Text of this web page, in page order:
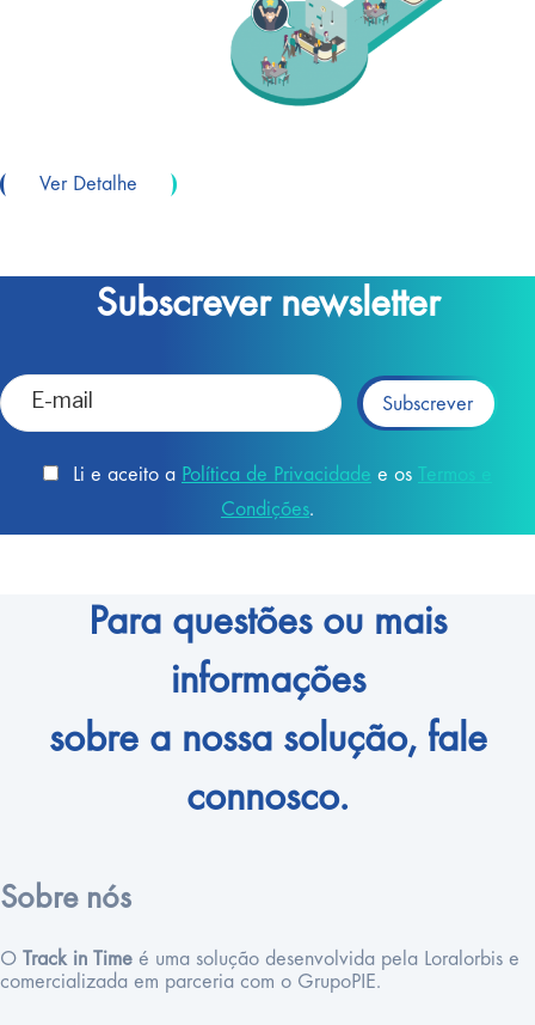
Ver Detalhe
Subscrever newsletter
Li e aceito a Política de Privacidade e os
Termos e
Condições.
Para questões ou mais
informações
sobre a nossa solução, fale
connosco.
Sobre nós
O Track in Time é uma solução desenvolvida pela Loralorbis e
comercializada em parceria com o GrupoPIE.